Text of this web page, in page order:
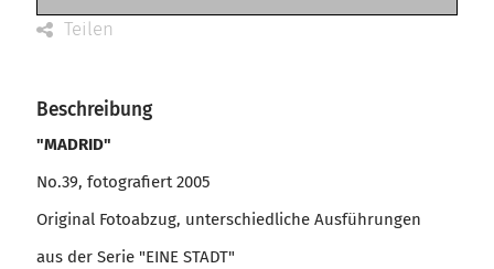
Teilen
Beschreibung
"MADRID"
No.39, fotografiert 2005
Original Fotoabzug, unterschiedliche Ausführungen
aus der Serie "EINE STADT"